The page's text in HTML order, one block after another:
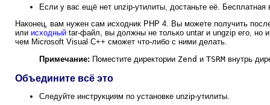
Если у вас ещё нет unzip-утилиты, достаньте её. Бесплатная
Наконец, вам нужен сам исходник PHP 4. Вы можете получить
или исходный tar-файл, вы должны не только untar и ungzip его, но
чем Microsoft Visual C++ сможет что-либо с ними делать.
Примечание: Поместите директории Zend и TSRM внутрь
Объедините всё это
Следуйте инструкциям по установке unzip-утилиты.